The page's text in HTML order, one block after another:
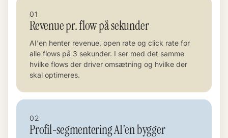
01
Revenue pr. flow på sekunder
AI'en henter revenue, open rate og click rate for
alle flows på 3 sekunder. I ser med det samme
hvilke flows der driver omsætning og hvilke der
skal optimeres.
02
Profil-segmentering AI'en bygger